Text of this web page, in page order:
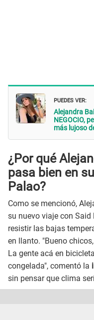
PUEDES VER:
Alejandra
NEGOCIO,
más lujoso
¿Por qué
pasa bien en
Palao?
Como se mencionó,
su nuevo viaje con
resistir las bajas
en llanto. "Bueno
La gente acá en
congelada", comentó la
sin pensar que clima